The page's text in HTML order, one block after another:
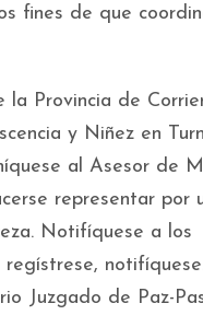
fines de que
Provincia de
y Niñez en
al Asesor de
representar por
Notifíquese a los
Juzgado de Paz-